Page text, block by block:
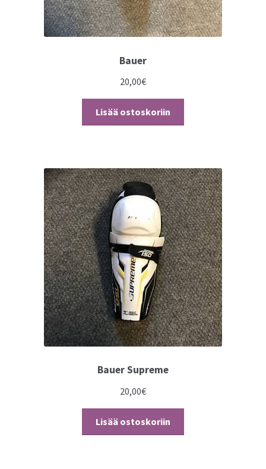
Bauer
20,00€
Lisää ostoskoriin
Bauer Supreme
20,00€
Lisää ostoskoriin